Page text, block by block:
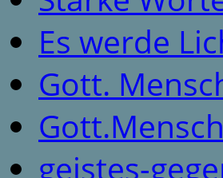
Es werde
Gott.
geistes-